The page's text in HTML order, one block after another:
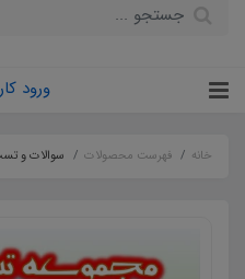
ورود
خانه فهرست محصولات سوالات و